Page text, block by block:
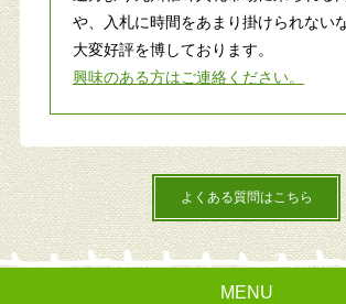
や、入札に時間をあまり掛けられない
大変好評を博しております。
興味のある方はご連絡ください。
よくある質問はこちら
MENU